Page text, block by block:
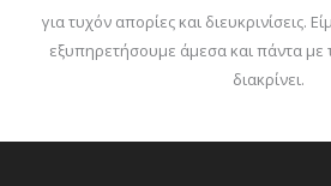
για τυχόν απορίες και διευκρινίσεις.
εξυπηρετήσουμε άμεσα και πάντα με
διακρίνει.